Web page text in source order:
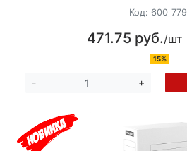
Код: 600_779
471.75 руб./шт
15%
- +